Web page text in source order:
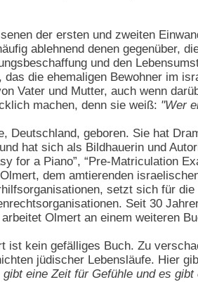
der ersten und zweiten
ablehnend denen gegenüber,
und den
die ehemaligen Bewohner im
Vater und Mutter, auch wenn
machen, denn sie weiß: "Wer
Deutschland, geboren. Sie hat
hat sich als Bildhauerin und
for a Piano”, “Pre-Matriculation
dem amtierenden
setzt sich für
Seit 30
Olmert an einem weiteren
ist kein gefälliges Buch. Zu
jüdischer Lebensläufe. Hier
gibt eine Zeit für Gefühle und es